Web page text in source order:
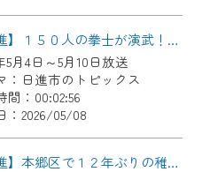
【日進】１５０人の拳士が演武！少林寺拳法演武大会
5月4日～5月10日放送
：日進市のトピックス
間：00:02:56
：2026/05/08
【日進】本郷区で１２年ぶりの稚児行列が開催！
、お住まいの地域
目瞭然。
ウザから、いつ
先でも！
20市町の地域情報
ます！